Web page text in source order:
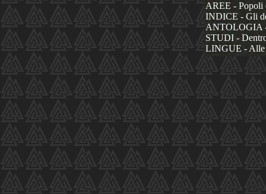
AREE - Popoli
INDICE - Gli
ANTOLOGIA
STUDI -
LINGUE - Alle